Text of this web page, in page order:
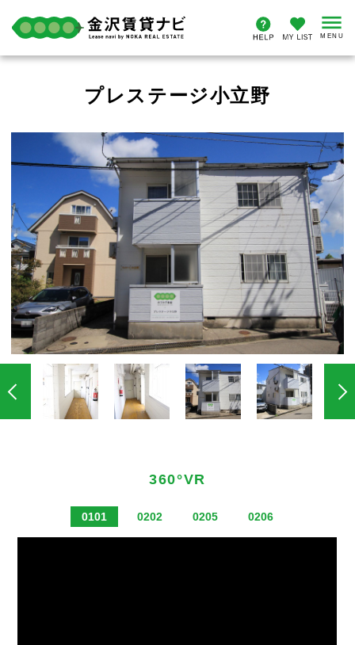
プレステージ小立野
360°VR
0101 0202 0205 0206